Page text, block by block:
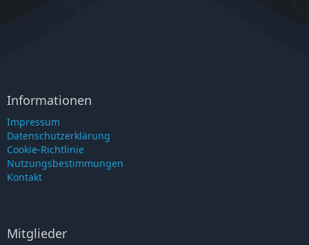
Informationen
Impressum
Datenschutzerklärung
Cookie-Richtlinie
Nutzungsbestimmungen
Kontakt
Mitglieder